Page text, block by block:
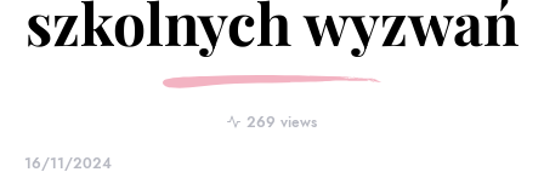
szkolnych wyzwań
269 views
16/11/2024